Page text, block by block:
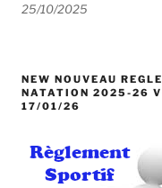
25/10/2025
NEW NOUVEAU
NATATION 2025-26
17/01/26